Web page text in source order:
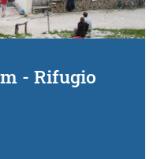
- Rifugio